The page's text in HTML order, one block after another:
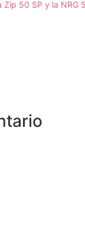
50 SP y la NRG